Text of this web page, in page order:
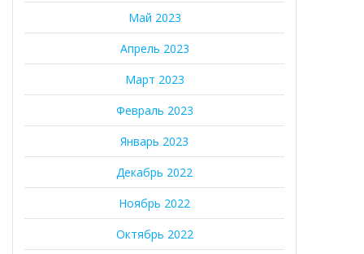
Май 2023
Апрель 2023
Март 2023
Февраль 2023
Январь 2023
Декабрь 2022
Ноябрь 2022
Октябрь 2022